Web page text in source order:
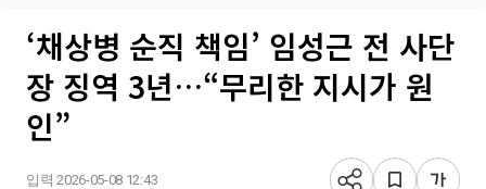
‘채상병 순직 책임’ 임성근 전 사단
장 징역 3년…“무리한 지시가 원
인”
입력 2026-05-08 12:43